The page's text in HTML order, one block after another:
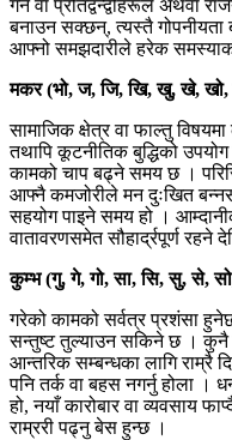
गर्ने वा प्रतिद्वन्द्वीहरूले अथवा
बनाउन सक्छन्, त्यस्तै गोपनीयता
आफ्नो समझदारीले हरेक
मकर (भो, ज, जि, खि, खु, खे, खो,
सामाजिक क्षेत्र वा फाल्तु
तथापि कूटनीतिक बुद्धिको
कामको चाप बढ्ने समय छ ।
आफ्नै कमजोरीले मन दुःखित
सहयोग पाइने समय हो ।
वातावरणसमेत सौहार्द्रपूर्ण रहने
कुम्भ (गु, गे, गो, सा, सि, सु, से,
गरेको कामको सर्वत्र प्रशंसा
सन्तुष्ट तुल्याउन सकिने छ । कुनै
आन्तरिक सम्बन्धका लागि राम्रै
पनि तर्क वा बहस नगर्नु होला ।
हो, नयाँ कारोबार वा व्यवसाय
राम्ररी पढ्नु बेस हुन्छ ।